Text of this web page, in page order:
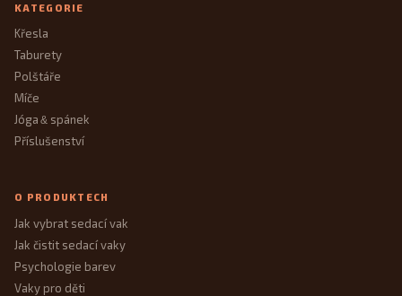
KATEGORIE
Křesla
Taburety
Polštáře
Míče
Jóga&spánek
Příslušenství
O PRODUKTECH
Jak vybrat sedací vak
Jak čistit sedací vaky
Psychologie barev
Vaky pro děti